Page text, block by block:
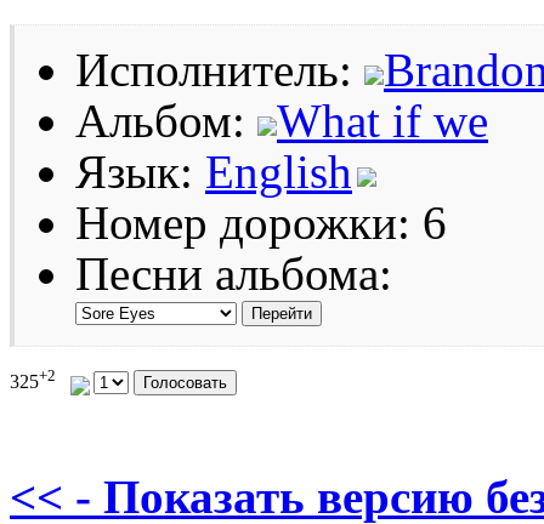
Исполнитель:
Альбом:
What if we
Язык: English
Номер дорожки: 6
Песни альбома:
325+2
<< - Показать версию